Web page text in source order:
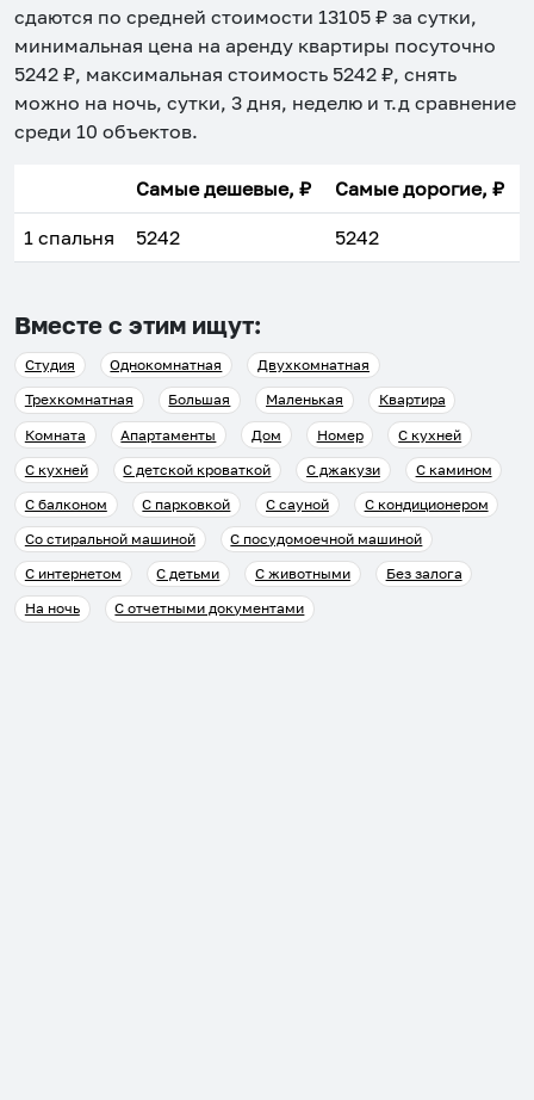
сдаются по средней стоимости 13105 ₽ за сутки,
минимальная цена на аренду квартиры посуточно
5242 ₽, максимальная стоимость 5242 ₽, снять
можно на ночь, сутки, 3 дня, неделю и т.д сравнение
среди 10 объектов.
Самые дешевые, ₽ Самые дорогие, ₽
1 спальня 5242 5242
Вместе с этим ищут:
Студия Однокомнатная
Двухкомнатная
Трехкомнатная
Большая Маленькая
Квартира
Комната
Апартаменты Дом Номер
С кухней
С кухней
С детской кроваткой С джакузи
С камином
С балконом
С парковкой С сауной
С кондиционером
Со стиральной машиной
С посудомоечной машиной
С интернетом
С детьми С животными
Без залога
На ночь
С отчетными документами